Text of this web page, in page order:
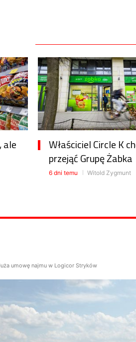
ale
Właściciel Circle K
przejąć Grupę Żabka
6 dni temu Witold Zygmunt
umowę najmu w Logicor Stryków